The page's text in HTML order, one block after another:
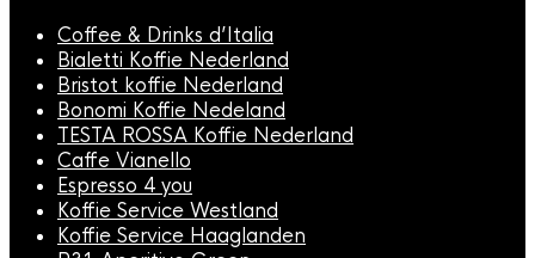
Coffee & Drinks d’Italia
Bialetti Koffie Nederland
Bristot koffie Nederland
Bonomi Koffie Nedeland
TESTA ROSSA Koffie Nederland
Caffe Vianello
Espresso 4 you
Koffie Service Westland
Koffie Service Haaglanden